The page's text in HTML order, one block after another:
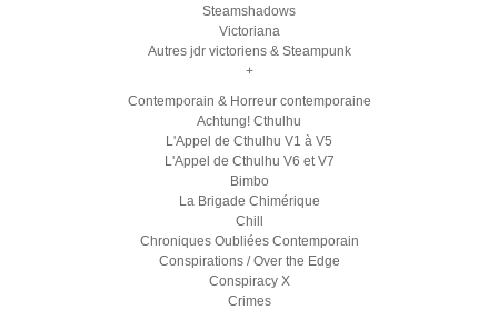
Steamshadows
Victoriana
Autres jdr victoriens & Steampunk
+
Contemporain & Horreur contemporaine
Achtung! Cthulhu
L'Appel de Cthulhu V1 à V5
L'Appel de Cthulhu V6 et V7
Bimbo
La Brigade Chimérique
Chill
Chroniques Oubliées Contemporain
Conspirations / Over the Edge
Conspiracy X
Crimes